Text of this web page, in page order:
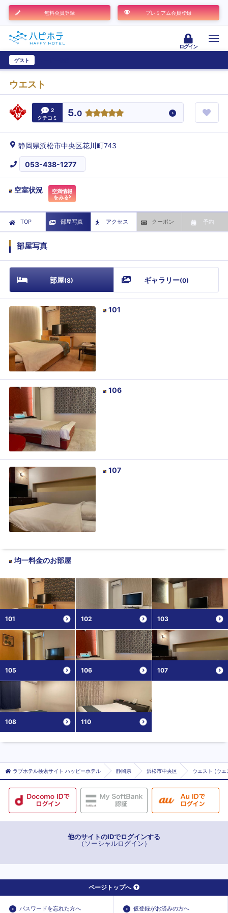
無料会員登録 プレミアム会員登録
ログイン
ゲスト
ウエスト
2
クチコミ
5.0
静岡県浜松市中央区花川町743
053-438-1277
空室状況
空満情報
をみる
TOP 部屋写真 アクセス クーポン 予約
部屋写真
部屋(8) ギャラリー(0)
101
106
107
均一料金のお部屋
101 102 103
105 106 107
108 110
ラブホテル検索サイト ハッピーホテル 静岡県 浜松市中央区 ウエスト (ウエ
他のサイトのIDでログインする
（ソーシャルログイン）
ページトップへ
パスワードを忘れた方へ 仮登録がお済みの方へ